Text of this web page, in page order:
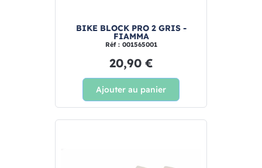
BIKE BLOCK PRO 2 GRIS -
FIAMMA
Réf : 001565001
20,90 €
Ajouter au panier